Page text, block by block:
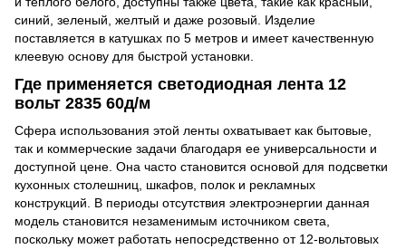
синий, зеленый, желтый и даже розовый. Изделие
поставляется в катушках по 5 метров и имеет качественную
клеевую основу для быстрой установки.
Где применяется светодиодная лента 12
вольт 2835 60д/м
Сфера использования этой ленты охватывает как бытовые,
так и коммерческие задачи благодаря ее универсальности и
доступной цене. Она часто становится основой для подсветки
кухонных столешниц, шкафов, полок и рекламных
конструкций. В периоды отсутствия электроэнергии данная
модель становится незаменимым источником света,
поскольку может работать непосредственно от 12-вольтовых